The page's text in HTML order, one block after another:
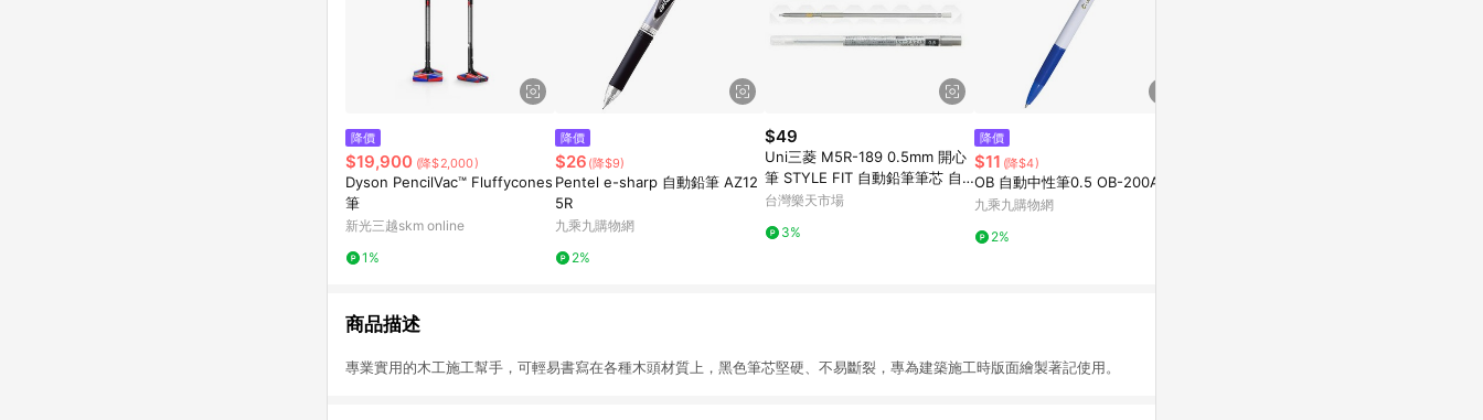
降價
$19,900 (降$2,000)
Dyson PencilVac™ Fluffycones
筆
新光三越skm online
1%
降價
$26 (降$9)
Pentel e-sharp 自動鉛筆 AZ12
5R
九乘九購物網
2%
$49
Uni三菱 M5R-189 0.5mm 開心
筆 STYLE FIT 自動鉛筆筆芯 自
動筆芯 開心筆用筆芯【APP滿額
點)】8/31止
台灣樂天市場
3%
降價
$11 (降$4)
OB 自動中性筆0.5 OB-200A
九乘九購物網
2%
商品描述
專業實用的木工施工幫手，可輕易書寫在各種木頭材質上，黑色筆芯堅硬、不易斷裂，專為建築施工時版面繪製著記使用。